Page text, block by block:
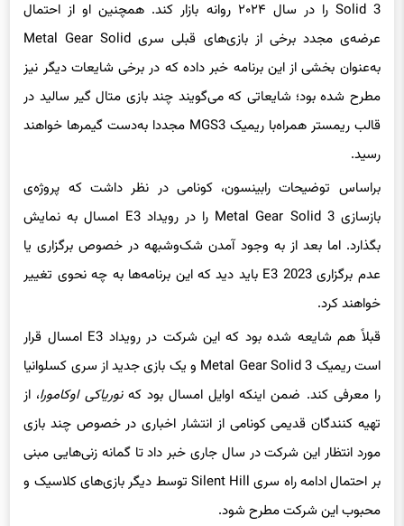
عرضه‌ی مجدد برخی از بازی‌های قبلی سری Metal Gear Solid
به‌عنوان بخشی از این برنامه خبر داده که در برخی شایعات دیگر نیز
مطرح شده بود؛ شایعاتی که می‌گویند چند بازی متال گیر سالید در
قالب ریمستر همراه‌با ریمیک MGS3 مجددا به‌دست گیمرها خواهند
رسید.
براساس توضیحات رابینسون، کونامی در نظر داشت که پروژه‌ی
بازسازی Metal Gear Solid 3 را در رویداد E3 امسال به نمایش
بگذارد. اما بعد از به وجود آمدن شک‌و‌شبهه در خصوص برگزاری یا
عدم برگزاری E3 2023
باید دید که این برنامه‌ها به چه نحوی تغییر
خواهند کرد.
است ریمیک Metal Gear Solid 3 و یک بازی جدید از سری کسلوانیا
را معرفی کند. ضمن اینکه اوایل امسال بود کهنوریاکی اوکامورا، از
تهیه کنندگان قدیمی کونامی از انتشار اخباری در خصوص چند بازی
مورد انتظار این شرکت در سال جاری خبر داد تا گمانه زنی‌هایی مبنی
بر احتمال ادامه راه سری Silent Hill توسط دیگر بازی‌های کلاسیک و
محبوب این شرکت مطرح شود.